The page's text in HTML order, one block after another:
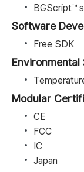
BGScript™
Software
Free SDK
Modular
CE
FCC
IC
Japan